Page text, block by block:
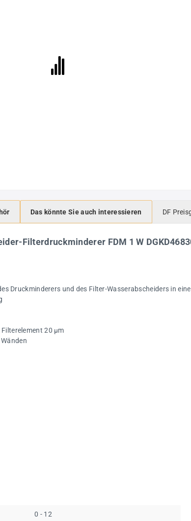
Das könnte Sie auch interessieren DF
Filterdruckminderer FDM 1 W
Druckminderers und des Filter-Wasserabscheiders in
20 µm
0 - 12